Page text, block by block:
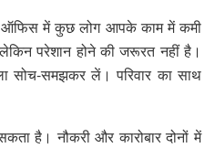
ऑफिस में कुछ लोग आपके काम में कमी
परेशान होने की जरूरत नहीं है।
सोच-समझकर लें। परिवार का साथ
है। नौकरी और कारोबार दोनों में